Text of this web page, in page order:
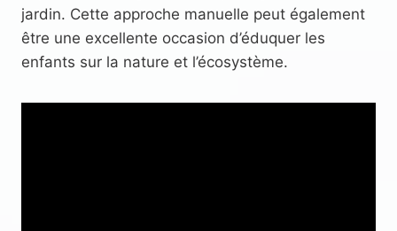
jardin. Cette approche manuelle peut également
être une excellente occasion d’éduquer les
enfants sur la nature et l’écosystème.